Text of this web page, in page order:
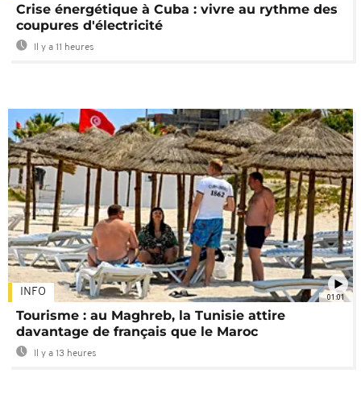
Crise énergétique à Cuba : vivre au rythme des
coupures d'électricité
Il y a 11 heures
01:01
INFO
Tourisme : au Maghreb, la Tunisie attire
davantage de français que le Maroc
Il y a 13 heures